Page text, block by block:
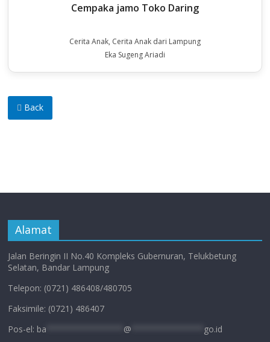
Cempaka jamo Toko Daring
Cerita Anak, Cerita Anak dari Lampung
Eka Sugeng Ariadi
Back
Alamat
Jalan Beringin II No.40 Kompleks Gubernuran, Telukbetung
Selatan, Bandar Lampung
Telepon: (0721) 486408/480705
Faksimile: (0721) 486407
Pos-el: ba @ go.id